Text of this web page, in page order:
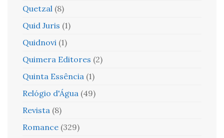
Quetzal (8)
Quid Juris (1)
Quidnovi (1)
Quimera Editores (2)
Quinta Essência (1)
Relógio d'Água (49)
Revista (8)
Romance (329)